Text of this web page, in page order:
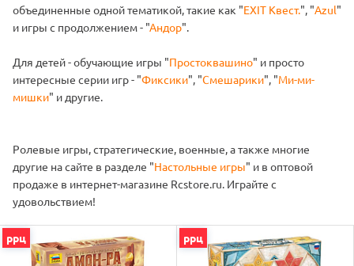
объединенные одной тематикой, такие как "EXIT Квест.", "Azul"
и игры с продолжением - "Андор".
Для детей - обучающие игры "Простоквашино" и просто
интересные серии игр - "Фиксики", "Смешарики", "Ми-ми-
мишки" и другие.
Ролевые игры, стратегические, военные, а также многие
другие на сайте в разделе "Настольные игры" и в оптовой
продаже в интернет-магазине Rcstore.ru. Играйте с
удовольствием!
ррц ррц